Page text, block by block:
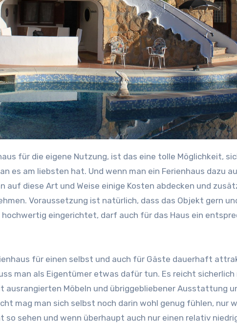
es am liebsten hat. Und wenn man ein Ferienhaus dazu
auf diese Art und Weise einige Kosten abdecken und
Voraussetzung ist natürlich, dass das Objekt gern
eingerichtet, darf auch für das Haus ein
für einen selbst und auch für Gäste dauerhaft
man als Eigentümer etwas dafür tun. Es reicht
ausrangierten Möbeln und übriggebliebener Ausstattung
mag man sich selbst noch darin wohl genug fühlen, nur
so sehen und wenn überhaupt auch nur einen relativ